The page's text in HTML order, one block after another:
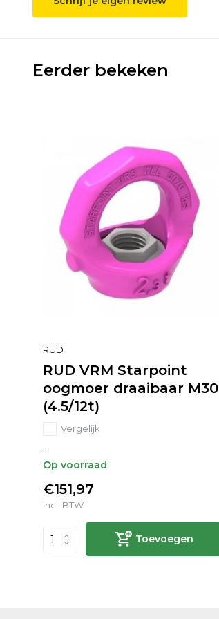
Eerder bekeken
RUD
RUD VRM Starpoint
oogmoer draaibaar M30
(4.5/12t)
Vergelijk
...
Op voorraad
€151,97
Incl. BTW
Toevoegen